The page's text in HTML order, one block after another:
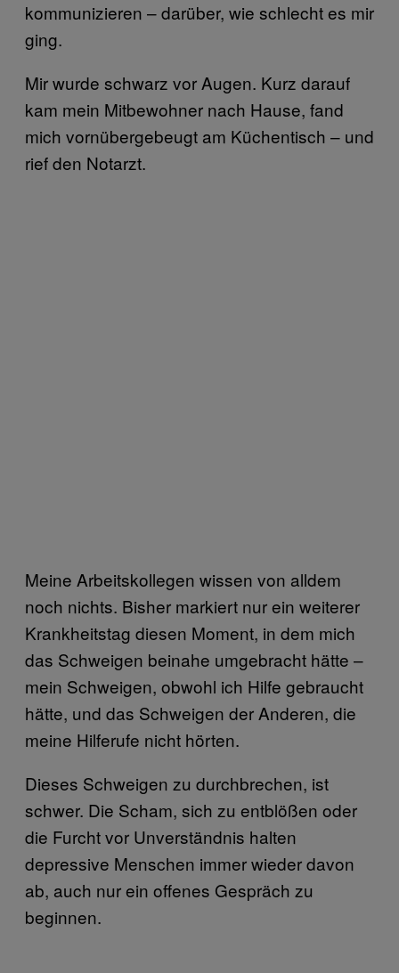
kommunizieren – darüber, wie schlecht es mir
ging.
Mir wurde schwarz vor Augen. Kurz darauf
kam mein Mitbewohner nach Hause, fand
mich vornübergebeugt am Küchentisch – und
rief den Notarzt.
Meine Arbeitskollegen wissen von alldem
noch nichts. Bisher markiert nur ein weiterer
Krankheitstag diesen Moment, in dem mich
das Schweigen beinahe umgebracht hätte –
mein Schweigen, obwohl ich Hilfe gebraucht
hätte, und das Schweigen der Anderen, die
meine Hilferufe nicht hörten.
Dieses Schweigen zu durchbrechen, ist
schwer. Die Scham, sich zu entblößen oder
die Furcht vor Unverständnis halten
depressive Menschen immer wieder davon
ab, auch nur ein offenes Gespräch zu
beginnen.